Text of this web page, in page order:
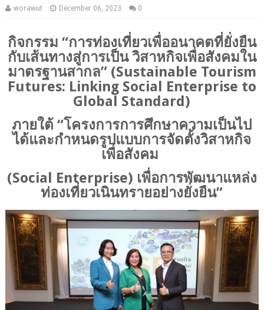
worawut December 06, 2023 0
กิจกรรม “การท่องเที่ยวเพื่ออนาคตที่ยั่งยืน
กับเส้นทางสู่การเป็น วิสาหกิจเพื่อสังคมใน
มาตรฐานสากล” (Sustainable Tourism
Futures: Linking Social Enterprise to
Global Standard)
ภายใต้ “โครงการการศึกษาความเป็นไป
ได้และกำหนดรูปแบบการจัดตั้งวิสาหกิจ
เพื่อสังคม
(Social Enterprise) เพื่อการพัฒนาแหล่ง
ท่องเที่ยวเนินทรายอย่างยั่งยืน”